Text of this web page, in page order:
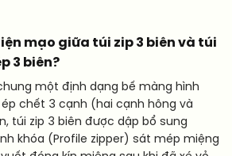
mạo giữa túi zip 3 biên và túi
3 biên?
một định dạng bế màng hình
chết 3 cạnh (hai cạnh hông và
túi zip 3 biên được dập bổ sung
khóa (Profile zipper) sát mép miệng